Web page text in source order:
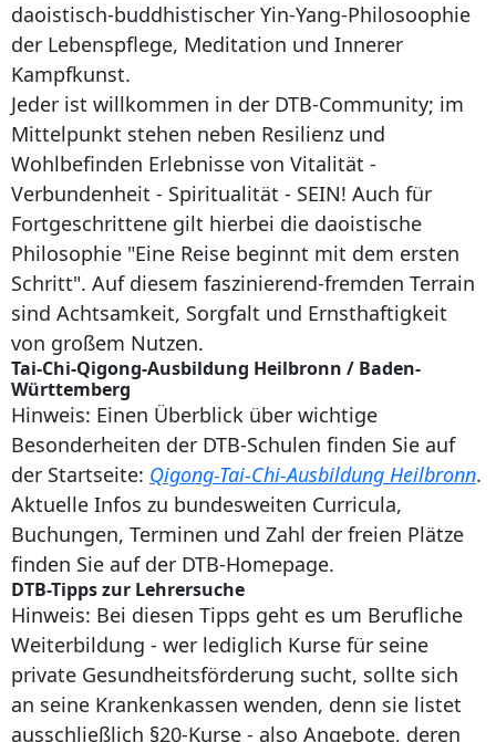
daoistisch-buddhistischer Yin-Yang-Philosoophie
der Lebenspflege, Meditation und Innerer
Kampfkunst.
Jeder ist willkommen in der DTB-Community; im
Mittelpunkt stehen neben Resilienz und
Wohlbefinden Erlebnisse von Vitalität -
Verbundenheit - Spiritualität - SEIN! Auch für
Fortgeschrittene gilt hierbei die daoistische
Philosophie "Eine Reise beginnt mit dem ersten
Schritt". Auf diesem faszinierend-fremden Terrain
sind Achtsamkeit, Sorgfalt und Ernsthaftigkeit
von großem Nutzen.
Tai-Chi-Qigong-Ausbildung Heilbronn / Baden-
Württemberg
Hinweis: Einen Überblick über wichtige
Besonderheiten der DTB-Schulen finden Sie auf
der Startseite: Qigong-Tai-Chi-Ausbildung Heilbronn.
Aktuelle Infos zu bundesweiten Curricula,
Buchungen, Terminen und Zahl der freien Plätze
finden Sie auf der DTB-Homepage.
DTB-Tipps zur Lehrersuche
Hinweis: Bei diesen Tipps geht es um Berufliche
Weiterbildung - wer lediglich Kurse für seine
private Gesundheitsförderung sucht, sollte sich
an seine Krankenkassen wenden, denn sie listet
ausschließlich §20-Kurse - also Angebote, deren